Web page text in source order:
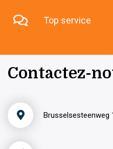
Top service
Contactez-
Brusselsesteenweg